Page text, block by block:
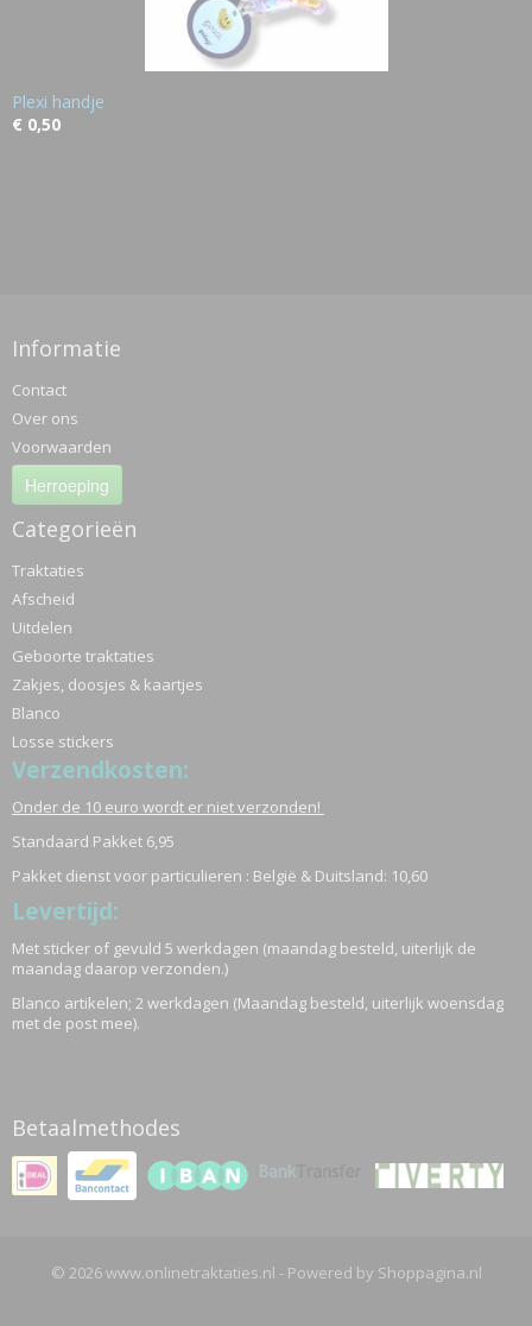
Plexi handje
€ 0,50
Informatie
Contact
Over ons
Voorwaarden
Herroeping
Categorieën
Traktaties
Afscheid
Uitdelen
Geboorte traktaties
Zakjes, doosjes & kaartjes
Blanco
Losse stickers
Verzendkosten:
Onder de 10 euro wordt er niet verzonden!
Standaard Pakket 6,95
Pakket dienst voor particulieren : België & Duitsland: 10,60
Levertijd:
Met sticker of gevuld 5 werkdagen (maandag besteld, uiterlijk de
maandag daarop verzonden.)
Blanco artikelen; 2 werkdagen (Maandag besteld, uiterlijk woensdag
met de post mee).
Betaalmethodes
© 2026 www.onlinetraktaties.nl - Powered by Shoppagina.nl